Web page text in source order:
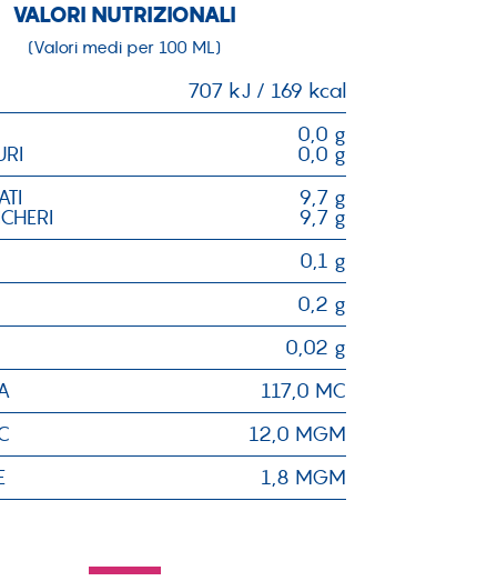
VALORI NUTRIZIONALI
(Valori medi per 100 ML)
707 kJ / 169 kcal
0,0 g
0,0 g
9,7 g
9,7 g
0,1 g
0,2 g
0,02 g
117,0 MC
12,0 MGM
1,8 MGM